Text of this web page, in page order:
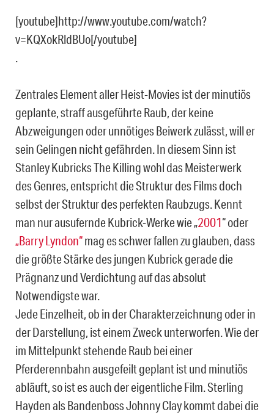
[youtube]http://www.youtube.com/watch?
v=KQXokRldBUo[/youtube]
.
Zentrales Element aller Heist-Movies ist der minutiös
geplante, straff ausgeführte Raub, der keine
Abzweigungen oder unnötiges Beiwerk zulässt, will er
sein Gelingen nicht gefährden. In diesem Sinn ist
Stanley Kubricks The Killing wohl das Meisterwerk
des Genres, entspricht die Struktur des Films doch
selbst der Struktur des perfekten Raubzugs. Kennt
man nur ausufernde Kubrick-Werke wie „2001“ oder
„Barry Lyndon“mag es schwer fallen zu glauben, dass
die größte Stärke des jungen Kubrick gerade die
Prägnanz und Verdichtung auf das absolut
Notwendigste war.
Jede Einzelheit, ob in der Charakterzeichnung oder in
der Darstellung, ist einem Zweck unterworfen. Wie der
im Mittelpunkt stehende Raub bei einer
Pferderennbahn ausgefeilt geplant ist und minutiös
abläuft, so ist es auch der eigentliche Film. Sterling
Hayden als Bandenboss Johnny Clay kommt dabei die